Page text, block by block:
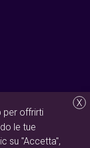
X
per offrirti
le tue
su "Accetta",